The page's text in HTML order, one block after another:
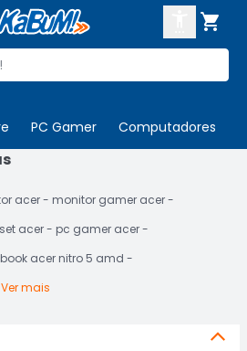

PC Gamer Computadores
ENTRE
CADASTRE-SE
acer
monitor gamer acer
acer
pc gamer acer
acer nitro 5 amd
Ver mais